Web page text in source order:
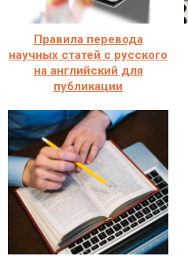
Правила перевода
научных статей с русского
на английский для
публикации